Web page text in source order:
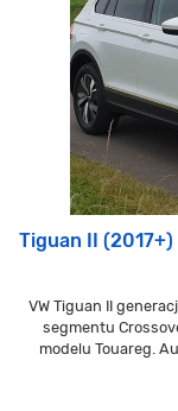
Tiguan II
VW Tiguan II
segmentu
modelu Touareg.